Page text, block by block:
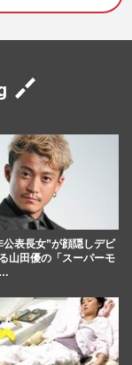
の挿し木』撮影
で見せた“涙”の
…
のちゃんねる』
名ホストを推
2026/7/29
退所発表に秘め
公表長女”が顔隠しデビ
山田優の「スーパーモ